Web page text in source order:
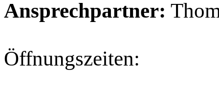
Ansprechpartner:
Öffnungszeiten: